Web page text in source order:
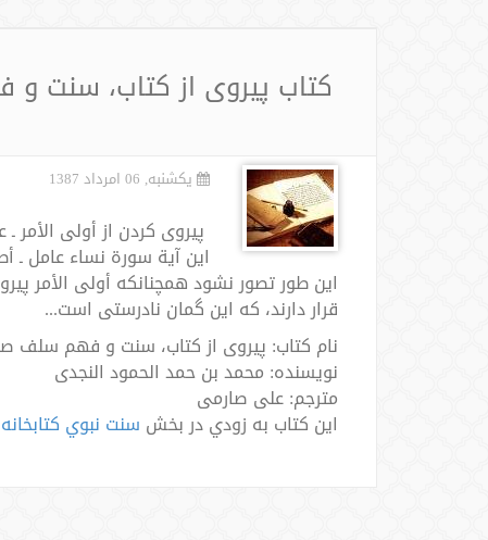
کتاب پیروی از کتاب، سنت
یکشنبه, 06 امرداد 1387
پیروی کردن از أولی
این آیة سورة نساء عامل ـ
این طور تصور نشود همچنانکه أولی الأمر
قرار دارند، که این گمان نادرستی است...
نام کتاب: پیروی از کتاب، سنت و فهم سلف
نویسنده: محمد بن حمد الحمود النجدی
مترجم: علی صارمی
اين كتاب به زودي در بخش سنت نبوي